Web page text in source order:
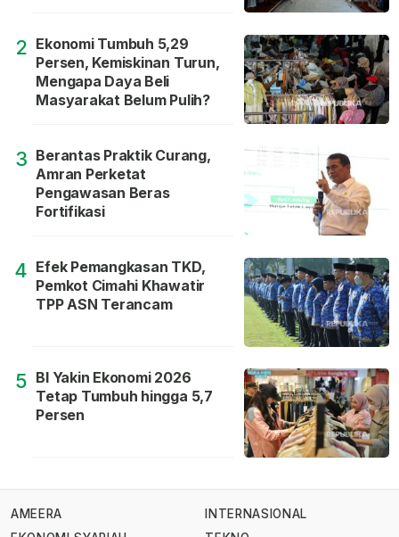
2 Ekonomi Tumbuh 5,29
Persen, Kemiskinan Turun,
Mengapa Daya Beli
Masyarakat Belum Pulih?
3 Berantas Praktik Curang,
Amran Perketat
Pengawasan Beras
Fortifikasi
4 Efek Pemangkasan TKD,
Pemkot Cimahi Khawatir
TPP ASN Terancam
5 BI Yakin Ekonomi 2026
Tetap Tumbuh hingga 5,7
Persen
AMEERA
INTERNASIONAL